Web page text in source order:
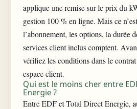
applique une remise sur le prix du
gestion 100 % en ligne. Mais ce
l’abonnement, les options, la durée
services client inclus comptent.
vérifiez les conditions dans le
espace client.
Qui est le moins cher entre
Energie ?
Entre EDF et Total Direct Energie,